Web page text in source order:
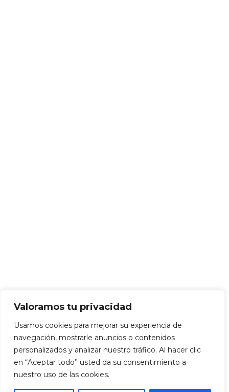
Valoramos tu privacidad
Usamos cookies para mejorar su experiencia de
navegación, mostrarle anuncios o contenidos
personalizados y analizar nuestro tráfico. Al hacer clic
en “Aceptar todo” usted da su consentimiento a
nuestro uso de las cookies.